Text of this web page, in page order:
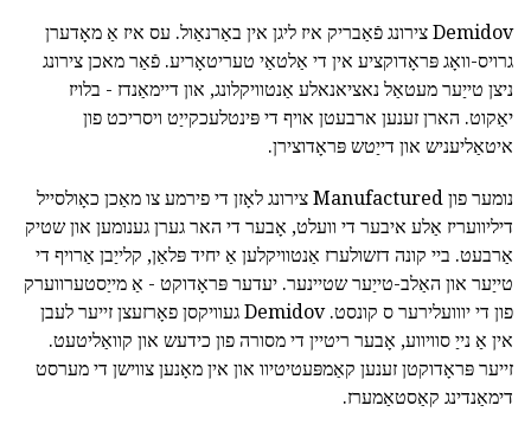
Demidov צירונג פֿאַבריק איז ליגן אין באַרנאַול. עס איז אַ מאָדערן
גרויס-וואָג פּראָדוקציע אין די אַלטאַי טעריטאָריע. פֿאַר מאכן צירונג
ניצן טייַער מעטאַל נאציאנאלע אַנטוויקלונג, און דיימאַנדז - בלויז
יאַקוט. הארן זענען ארבעטן אויף די פּינטלעכקייַט ויסריכט פון
איטאַליעניש און דייַטש פּראָדוצירן.
נומער פון Manufactured צירונג לאָזן די פירמע צו מאַכן כאָולסייל
דיליוועריז אַלע איבער די וועלט, אָבער די האר גערן גענומען און שטיק
אַרבעט. ביי קונה דזשולערז אַנטוויקלען אַ יחיד פּלאַן, קלייַבן אַרויף די
טייַער און האַלב-טייַער שטיינער. יעדער פּראָדוקט - אַ מייַסטערווערק
פון די יווועלירער ס קונסט. Demidov געוויקסן פאָרזעצן זייער לעבן
אין אַ נייַ סוויווע, אָבער ריטיין די מסורה פון כידעש און קוואַליטעט.
זייער פּראָדוקטן זענען קאַמפּעטיטיוו און אין מאָנען צווישן די מערסט
דימאַנדינג קאַסטאַמערז.